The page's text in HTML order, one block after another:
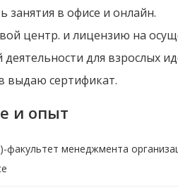
в офисе и онлайн.
центр. и лицензию на
для взрослых
выдаю сертификат.
и опыт
менеджмента